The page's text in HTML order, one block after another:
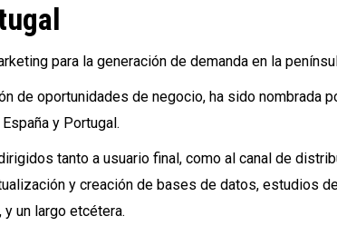
para la generación de demanda en la
de oportunidades de negocio, ha sido nombrada
y Portugal.
tanto a usuario final, como al canal de
y creación de bases de datos, estudios
un largo etcétera.